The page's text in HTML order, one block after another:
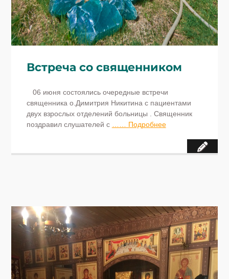
Встреча со священником
06 июня состоялись очередные встречи
священника о.Димитрия Никитина с пациентами
двух взрослых отделений больницы . Священник
поздравил слушателей с
…… Подробнее